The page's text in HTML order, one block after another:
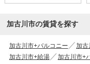
加古川市の賃貸を探す
加古川市+バルコニー 加古
加古川市+給湯
加古川市+